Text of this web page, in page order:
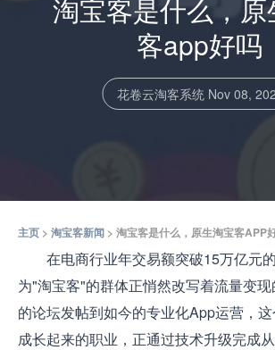
淘宝客是什么，原
客app好吗
花卷云淘客系统 Nov 08,
主页 > 淘宝客新闻 > 淘宝客是什么，原生淘宝客APP
在电商行业年交易额突破15万亿元
为"淘宝客"的群体正悄然改写着流量变
的论坛发帖到如今的专业化App运营，
成长起来的职业，正通过技术升级完成